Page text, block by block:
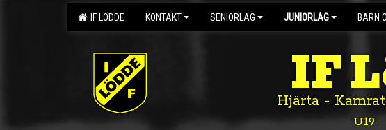
IF LÖDDE KONTAKT SENIORLAG JUNIORLAG BARN
IF
Hjärta -
U19